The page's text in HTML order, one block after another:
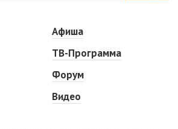
Афиша
ТВ-Программа
Форум
Видео